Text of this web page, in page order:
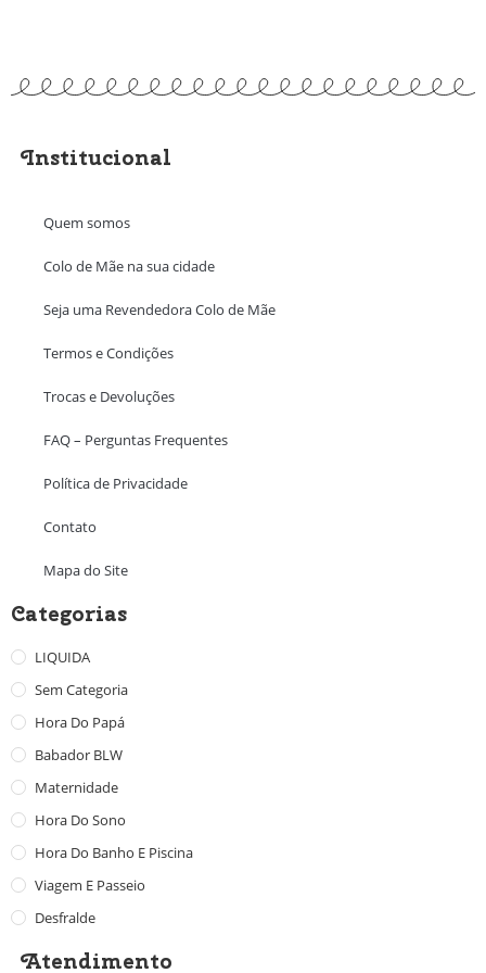
Institucional
Quem somos
Colo de Mãe na sua cidade
Seja uma Revendedora Colo de Mãe
Termos e Condições
Trocas e Devoluções
FAQ – Perguntas Frequentes
Política de Privacidade
Contato
Mapa do Site
Categorias
LIQUIDA
Sem Categoria
Hora Do Papá
Babador BLW
Maternidade
Hora Do Sono
Hora Do Banho E Piscina
Viagem E Passeio
Desfralde
Atendimento